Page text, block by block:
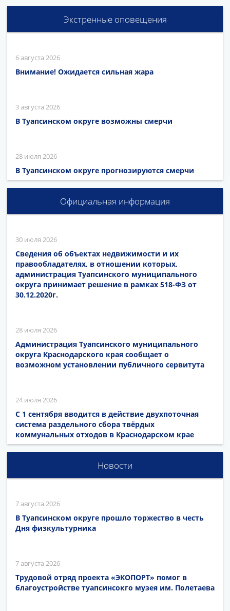
Экстренные оповещения
6 августа 2026
Внимание! Ожидается сильная жара
3 августа 2026
В Туапсинском округе возможны смерчи
28 июля 2026
В Туапсинском округе прогнозируются смерчи
Официальная информация
30 июля 2026
Сведения об объектах недвижимости и их
правообладателях, в отношении которых,
администрация Туапсинского муниципального
округа принимает решение в рамках 518-ФЗ от
30.12.2020г.
28 июля 2026
Администрация Туапсинского муниципального
округа Краснодарского края сообщает о
возможном установлении публичного сервитута
24 июля 2026
С 1 сентября вводится в действие двухпоточная
система раздельного сбора твёрдых
коммунальных отходов в Краснодарском крае
Новости
7 августа 2026
В Туапсинском округе прошло торжество в честь
Дня физкультурника
7 августа 2026
Трудовой отряд проекта «ЭКОПОРТ» помог в
благоустройстве туапсинсокго музея им. Полетаева